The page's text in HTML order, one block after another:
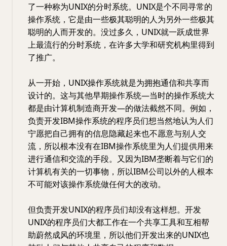
了一种称为UNIX的分时系统。UNIX是个不同寻常的
操作系统，它是由一些极其聪明的人为另外一些极其
聪明的人而开发的。没过多久，UNIX就一跃成世界
上最流行的分时系统，在许多大学和研究机构里得到
了推广。
从一开始，UNIX操作系统就是为拥抱通信和共享而
设计的。这与其他早期操作系统—当时的操作系统大
都是由计算机制造商开发—的做法截然不同。例如，
负责开发IBM操作系统的程序员们想当然地认为人们
宁愿把自己拥有的信息隐藏起来也不愿意与别人交
流，所以根本没有在IBM操作系统里为人们提供用来
进行通信和交流的手段。又因为IBM垄断着与它们的
计算机有关的一切事物，所以IBM公司以外的人根本
不可能对该操作系统做任何大的改动。
但负责开发UNIX的程序员们却没有这样想。开发
UNIX的程序员们大都工作在一个共享工具和互相帮
助蔚然成风的环境里，所以他们开发出来的UNIX也